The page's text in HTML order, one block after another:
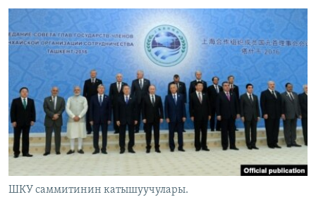
БИЗ ЖАНА ДҮЙНӨ
ЭЖЕ-СИҢДИЛЕР
АЗАТТЫК+
ЫҢГАЙСЫЗ СУРООЛОР
Русский
ОНЛАЙН ШЕРИНЕ
ЭЕ/АРнун бардык сайттары
ШКУ саммитинин катышуучулары.